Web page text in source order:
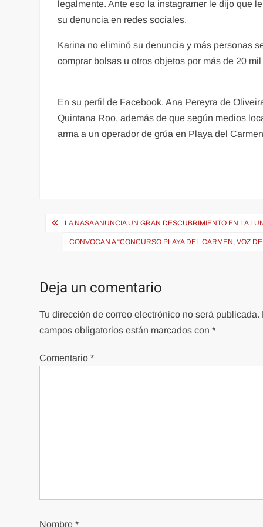
legalmente. Ante eso la instagramer le dijo que
su denuncia en redes sociales.
Karina no eliminó su denuncia y más personas
comprar bolsas u otros objetos por más de 20
En su perfil de Facebook, Ana Pereyra de
Quintana Roo, además de que según medios
arma a un operador de grúa en Playa del
Navegación
LA NASA ANUNCIA UN GRAN DESCUBRIMIENTO EN LA
CONVOCAN A “CONCURSO PLAYA DEL CARMEN, VOZ
Deja un comentario
Tu dirección de correo electrónico no será publicada.
campos obligatorios están marcados con*
Comentario*
Nombre*